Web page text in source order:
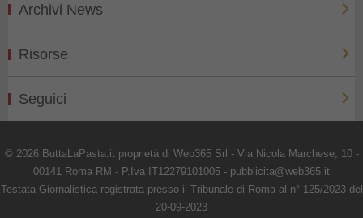
Archivi News
Risorse
Seguici
© 2026 ButtaLaPasta.it proprietà di Web365 Srl - Via Nicola Marchese, 10 -
00141 Roma RM - P.Iva IT12279101005 - pubblicita@web365.it
Testata Giornalistica registrata presso il Tribunale di Roma al n° 125/2023 del
20-09-2023